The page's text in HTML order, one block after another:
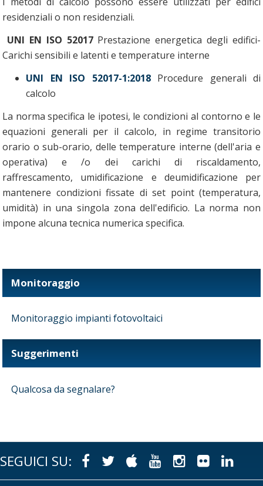
residenziali o non residenziali.
UNI EN ISO 52017Prestazione energetica degli edifici-
Carichi sensibili e latenti e temperature interne
UNI EN ISO 52017-1:2018Procedure generali di
calcolo
La norma specifica le ipotesi, le condizioni al contorno e le
equazioni generali per il calcolo, in regime transitorio
orario o sub-orario, delle temperature interne (dell'aria e
operativa) e /o dei carichi di riscaldamento,
raffrescamento, umidificazione e deumidificazione per
mantenere condizioni fissate di set point (temperatura,
umidità) in una singola zona dell'edificio. La norma non
impone alcuna tecnica numerica specifica.
Monitoraggio
Monitoraggio impianti fotovoltaici
Suggerimenti
Qualcosa da segnalare?
SEGUICI SU: Facebook
Twitter
Apple Youtube
Instagram
Flickr